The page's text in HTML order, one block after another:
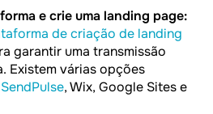
e crie uma landing page:
de criação de landing
garantir uma transmissão
Existem várias opções
SendPulse, Wix, Google Sites e